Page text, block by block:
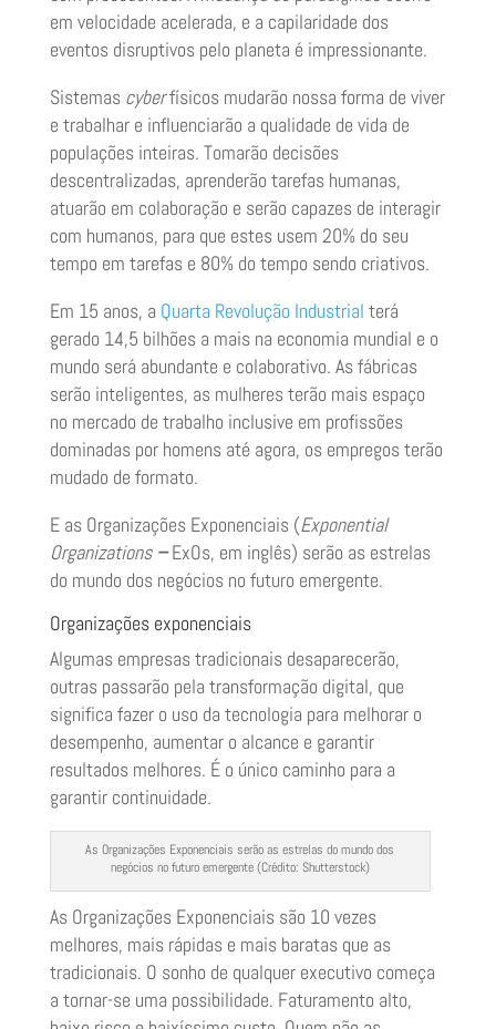
em velocidade acelerada, e a capilaridade dos
eventos disruptivos pelo planeta é impressionante.
Sistemas cyberfísicos mudarão nossa forma de viver
e trabalhar e influenciarão a qualidade de vida de
populações inteiras. Tomarão decisões
descentralizadas, aprenderão tarefas humanas,
atuarão em colaboração e serão capazes de interagir
com humanos, para que estes usem 20% do seu
tempo em tarefas e 80% do tempo sendo criativos.
Em 15 anos, a Quarta Revolução Industrial terá
gerado 14,5 bilhões a mais na economia mundial e o
mundo será abundante e colaborativo. As fábricas
serão inteligentes, as mulheres terão mais espaço
no mercado de trabalho inclusive em profissões
dominadas por homens até agora, os empregos terão
mudado de formato.
E as Organizações Exponenciais (Exponential
Organizations –ExOs, em inglês) serão as estrelas
do mundo dos negócios no futuro emergente.
Organizações exponenciais
Algumas empresas tradicionais desaparecerão,
outras passarão pela transformação digital, que
significa fazer o uso da tecnologia para melhorar o
desempenho, aumentar o alcance e garantir
resultados melhores. É o único caminho para a
garantir continuidade.
As Organizações Exponenciais serão as estrelas do mundo dos
negócios no futuro emergente (Crédito: Shutterstock)
As Organizações Exponenciais são 10 vezes
melhores, mais rápidas e mais baratas que as
tradicionais. O sonho de qualquer executivo começa
a tornar-se uma possibilidade. Faturamento alto,